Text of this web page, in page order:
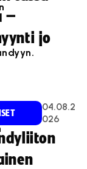
–
jo
04.08.2
026